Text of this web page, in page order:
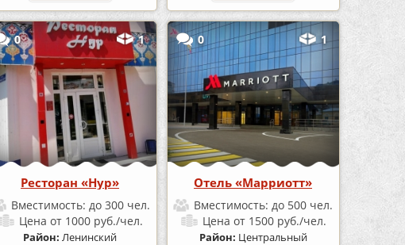
0 1
Ресторан «Нур»
Вместимость: до 300 чел.
Ценаот 1000 руб./чел.
Район:Ленинский
0 1
Отель «Марриотт»
Вместимость: до 500 чел.
Цена от 1500 руб./чел.
Район: Центральный